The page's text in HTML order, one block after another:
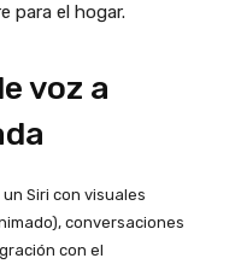
para el hogar.
voz a
Siri con visuales
conversaciones
con el